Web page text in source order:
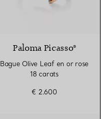
Paloma Picasso®
Bague Olive Leaf en or rose
18 carats
€ 2.600